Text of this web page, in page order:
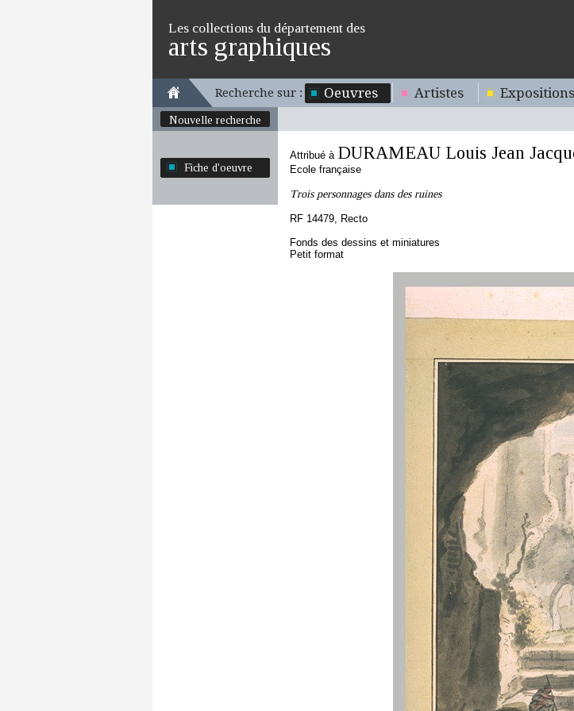
Les collections du département des
arts graphiques
Recherche sur : Oeuvres Artistes Expositions
Nouvelle recherche
Fiche d'oeuvre
Attribué à DURAMEAU Louis Jean
Ecole française
Trois personnages dans des ruines
RF 14479, Recto
Fonds des dessins et miniatures
Petit format